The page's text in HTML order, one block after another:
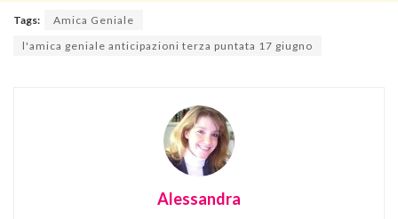
Tags:
Amica Geniale
l'amica geniale anticipazioni terza puntata 17 giugno
Alessandra